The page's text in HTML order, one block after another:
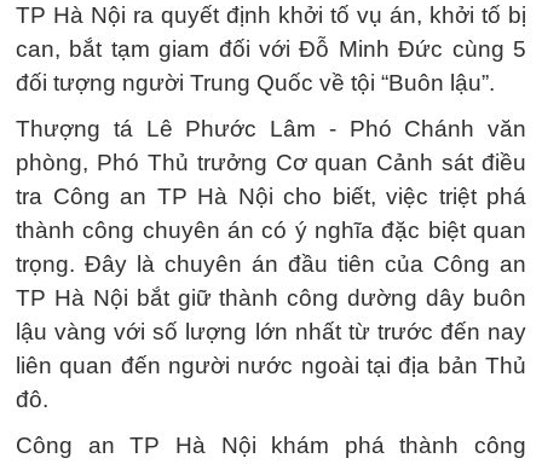
TP Hà Nội ra quyết định khởi tố vụ án, khởi tố bị
can, bắt tạm giam đối với Đỗ Minh Đức cùng 5
đối tượng người Trung Quốc về tội “Buôn lậu”.
Thượng tá Lê Phước Lâm - Phó Chánh văn
phòng, Phó Thủ trưởng Cơ quan Cảnh sát điều
tra Công an TP Hà Nội cho biết, việc triệt phá
thành công chuyên án có ý nghĩa đặc biệt quan
trọng. Đây là chuyên án đầu tiên của Công an
TP Hà Nội bắt giữ thành công dường dây buôn
lậu vàng với số lượng lớn nhất từ trước đến nay
liên quan đến người nước ngoài tại địa bản Thủ
đô.
Công an TP Hà Nội khám phá thành công